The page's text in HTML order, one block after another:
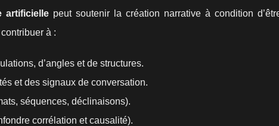
artificielle peut soutenir la création narrative à condition
à :
d’angles et de structures.
et des signaux de conversation.
séquences, déclinaisons).
corrélation et causalité).